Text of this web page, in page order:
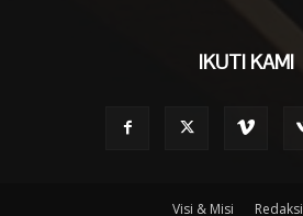
IKUTI KAMI
Visi & Misi Redaksi